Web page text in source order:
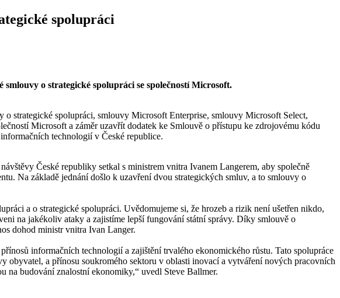
spolupráci
o strategické spolupráci se společností Microsoft.
strategické spolupráci, smlouvy Microsoft Enterprise, smlouvy Microsoft Select,
Microsoft a záměr uzavřít dodatek ke Smlouvě o přístupu ke zdrojovému kódu
technologií v České republice.
České republiky setkal s ministrem vnitra Ivanem Langerem, aby společně
Na základě jednání došlo k uzavření dvou strategických smluv, a to smlouvy o
a o strategické spolupráci. Uvědomujeme si, že hrozeb a rizik není ušetřen nikdo,
na jakékoliv ataky a zajistíme lepší fungování státní správy. Díky smlouvě o
dohod ministr vnitra Ivan Langer.
informačních technologií a zajištění trvalého ekonomického růstu. Tato spolupráce
obyvatel, a přínosu soukromého sektoru v oblasti inovací a vytváření nových pracovních
na budování znalostní ekonomiky,“ uvedl Steve Ballmer.